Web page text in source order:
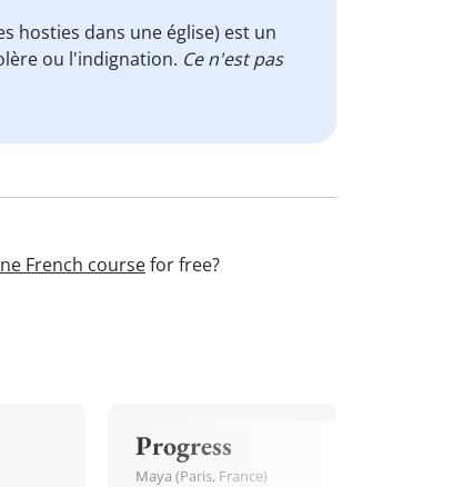
hosties dans une église) est un
ou l'indignation. Ce n'est pas
French coursefor free?
Progress
Maya (Paris, France)